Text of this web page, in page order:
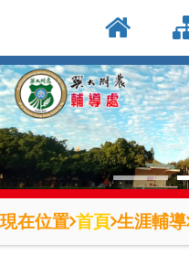
到
主
要
內
容
區
現在位置 首頁 生涯輔導